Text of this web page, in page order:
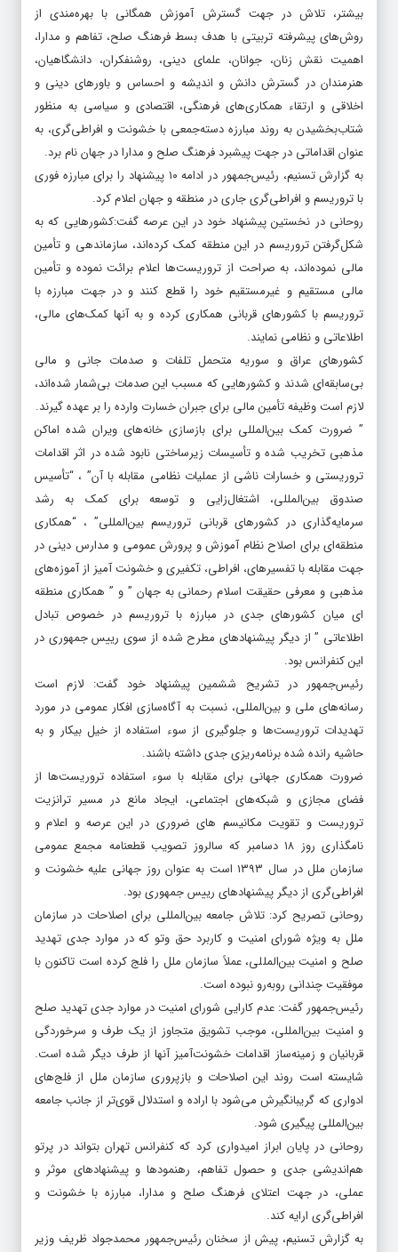
بیشتر، تلاش در جهت گسترش آموزش همگانی با بهره‌مندی از
روش‌های پیشرفته تربیتی با هدف بسط فرهنگ صلح، تفاهم و مدارا،
اهمیت نقش زنان، جوانان، علمای دینی، روشنفکران، دانشگاهیان،
هنرمندان در گسترش دانش و اندیشه و احساس و باورهای دینی و
اخلاقی و ارتقاء همکاری‌های فرهنگی، اقتصادی و سیاسی به منظور
شتاب‌بخشیدن به روند مبارزه دسته‌جمعی با خشونت و افراطی‌گری، به
عنوان اقداماتی در جهت پیشبرد فرهنگ صلح و مدارا در جهان نام برد.
به گزارش تسنیم، رئیس‌جمهور در ادامه ۱۰ پیشنهاد را برای مبارزه فوری
با تروریسم و افراطی‌گری جاری در منطقه و جهان اعلام کرد.
روحانی در نخستین پیشنهاد خود در این عرصه گفت:کشورهایی که به
شکل‌گرفتن تروریسم در این منطقه کمک کرده‌اند، سازماندهی و تأمین
مالی نموده‌اند، به صراحت از تروریست‌ها اعلام برائت نموده و تأمین
مالی مستقیم و غیرمستقیم خود را قطع کنند و در جهت مبارزه با
تروریسم با کشورهای قربانی همکاری کرده و به آنها کمک‌های مالی،
اطلاعاتی و نظامی نمایند.
کشورهای عراق و سوریه متحمل تلفات و صدمات جانی و مالی
بی‌سابقه‌‌ای شدند و کشورهایی که مسبب این صدمات بی‌شمار شده‌اند،
لازم است وظیفه تأمین مالی برای جبران خسارت وارده را بر عهده گیرند.
” ضرورت کمک بین‌المللی برای بازسازی خانه‌های ویران شده اماکن
مذهبی تخریب شده و تأسیسات زیرساختی نابود شده در اثر اقدامات
تروریستی و خسارات ناشی از عملیات نظامی مقابله با آن” ، “تأسیس
صندوق بین‌المللی، اشتغال‌زایی و توسعه برای کمک به رشد
سرمایه‌گذاری در کشورهای قربانی تروریسم بین‌المللی” ، “همکاری
منطقه‌ای برای اصلاح نظام آموزش و پرورش عمومی و مدارس دینی در
جهت مقابله با تفسیرهای، افراطی، تکفیری و خشونت آمیز از آموزه‌های
مذهبی و معرفی حقیقت اسلام رحمانی به جهان ” و ” همکاری منطقه
ای میان کشورهای جدی در مبارزه با تروریسم در خصوص تبادل
اطلاعاتی ” از دیگر پیشنهادهای مطرح شده از سوی رییس جمهوری در
این کنفرانس بود.
رئیس‌جمهور در تشریح ششمین پیشنهاد خود گفت: لازم است
رسانه‌های ملی و بین‌المللی، نسبت به آگاه‌سازی افکار عمومی در مورد
تهدیدات تروریست‌ها و جلوگیری از سوء استفاده از خیل بیکار و به
حاشیه رانده شده برنامه‌ریزی جدی داشته باشند.
ضرورت همکاری جهانی برای مقابله با سوء استفاده تروریست‌ها از
فضای مجازی و شبکه‌های اجتماعی، ایجاد مانع در مسیر ترانزیت
تروریست و تقویت مکانیسم های ضروری در این عرصه و اعلام و
نامگذاری روز ۱۸ دسامبر که سالروز تصویب قطعنامه مجمع عمومی
سازمان ملل در سال ۱۳۹۳ است به عنوان روز جهانی علیه خشونت و
افراطی‌گری از دیگر پیشنهادهای رییس جمهوری بود.
روحانی تصریح کرد: تلاش جامعه بین‌المللی برای اصلاحات در سازمان
ملل به ویژه شورای امنیت و کاربرد حق وتو که در موارد جدی تهدید
صلح و امنیت بین‌المللی، عملاً سازمان ملل را فلج کرده است تاکنون با
موفقیت چندانی روبه‌رو نبوده است.
رئیس‌جمهور گفت: عدم کارایی شورای امنیت در موارد جدی تهدید صلح
و امنیت بین‌المللی، موجب تشویق متجاوز از یک طرف و سرخوردگی
قربانیان و زمینه‌ساز اقدامات خشونت‌آمیز آنها از طرف دیگر شده است.
شایسته است روند این اصلاحات و بازپروری سازمان ملل از فلج‌های
ادواری که گریبانگیرش می‌شود با اراده و استدلال قوی‌تر از جانب جامعه
بین‌المللی پیگیری شود.
روحانی در پایان ابراز امیدواری کرد که کنفرانس تهران بتواند در پرتو
هم‌اندیشی جدی و حصول تفاهم، رهنمودها و پیشنهادهای موثر و
عملی، در جهت اعتلای فرهنگ صلح و مدارا، مبارزه با خشونت و
افراطی‌گری ارایه کند.
به گزارش تسنیم، پیش از سخنان رئیس‌جمهور محمدجواد ظریف وزیر